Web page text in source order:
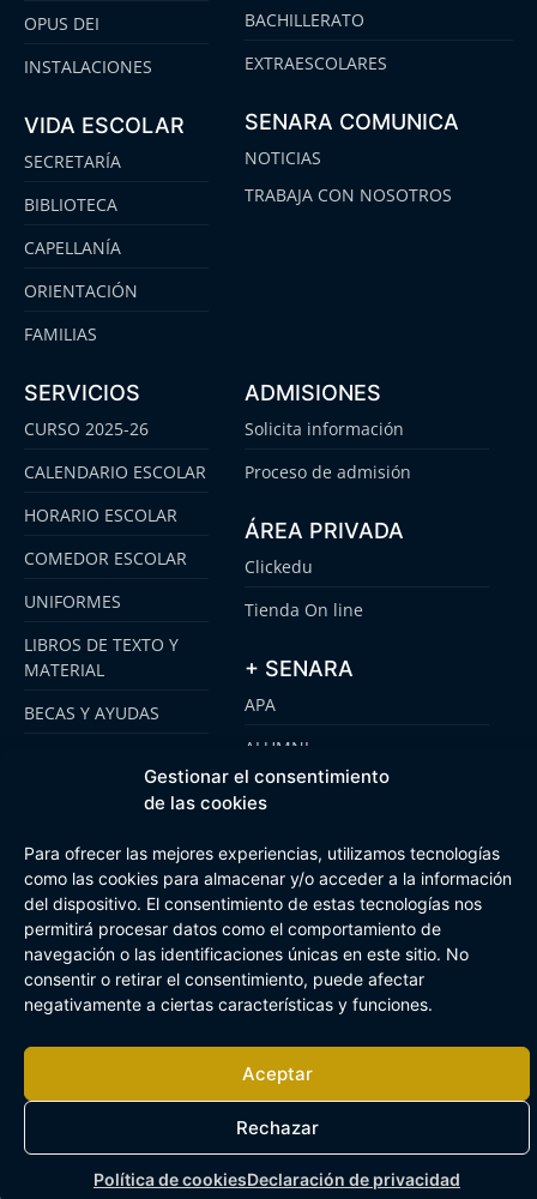
Gestionar el consentimiento
de las cookies
Para ofrecer las mejores experiencias, utilizamos tecnologías
como las cookies para almacenar y/o acceder a la información
del dispositivo. El consentimiento de estas tecnologías nos
permitirá procesar datos como el comportamiento de
navegación o las identificaciones únicas en este sitio. No
consentir o retirar el consentimiento, puede afectar
negativamente a ciertas características y funciones.
Aceptar
Rechazar
Política de cookiesDeclaración de privacidad
OPUS DEI
INSTALACIONES
VIDA ESCOLAR
SECRETARÍA
BIBLIOTECA
CAPELLANÍA
ORIENTACIÓN
FAMILIAS
BACHILLERATO
EXTRAESCOLARES
SENARA COMUNICA
NOTICIAS
TRABAJA CON NOSOTROS
SERVICIOS
CURSO 2025-26
CALENDARIO ESCOLAR
HORARIO ESCOLAR
COMEDOR ESCOLAR
UNIFORMES
LIBROS DE TEXTO Y
MATERIAL
BECAS Y AYUDAS
ADMISIONES
Solicita información
Proceso de admisión
ÁREA PRIVADA
Clickedu
Tienda On line
+ SENARA
APA
ALUMNI
SENARA SENIOR
Aviso Legal Política de cookies
Canal de Información Interna
Buzón Plan Regional